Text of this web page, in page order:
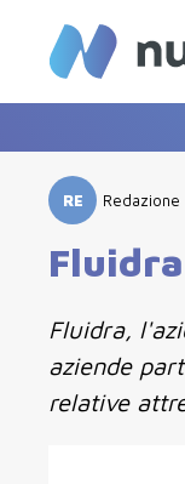
RE Redazione
Fluidra,
aziende
relative